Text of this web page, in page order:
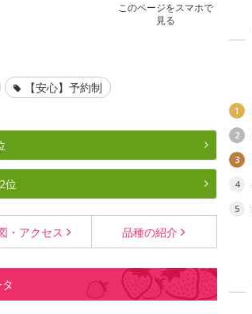
このページをスマホで
見る
【安心】予約制
位
・ アクセス 品種の紹介
1
2
3
4
5